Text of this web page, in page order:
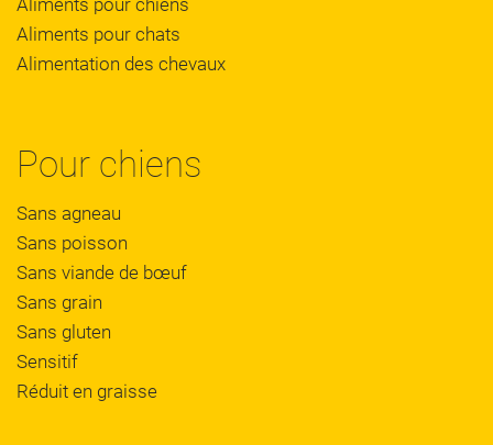
Aliments pour chats
Alimentation des chevaux
Pour chiens
Sans agneau
Sans poisson
Sans viande de bœuf
Sans grain
Sans gluten
Sensitif
Réduit en graisse